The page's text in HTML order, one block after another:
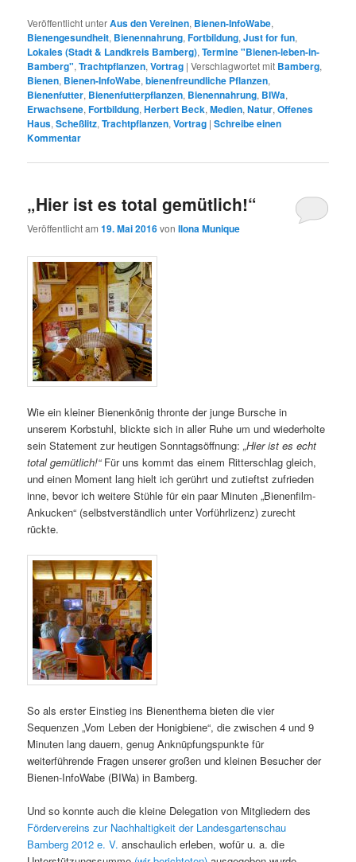
Veröffentlicht unterAus den Vereinen, Bienen-InfoWabe,
Bienengesundheit, Bienennahrung,Fortbildung,Just for fun,
Lokales (Stadt & Landkreis Bamberg),Termine "Bienen-leben-in-
Bamberg",Trachtpflanzen,Vortrag |Verschlagwortet mit Bamberg,
Bienen, Bienen-InfoWabe,bienenfreundliche Pflanzen,
Bienenfutter, Bienenfutterpflanzen, Bienennahrung, BIWa,
Erwachsene,Fortbildung,Herbert Beck,Medien,Natur,Offenes
Haus,Scheßlitz,Trachtpflanzen,Vortrag |Schreibe einen
Kommentar
„Hier ist es total gemütlich!“
Veröffentlicht am19. Mai 2016vonIlona Munique
Wie ein kleiner Bienenkönig thronte der junge Bursche in
unserem Korbstuhl, blickte sich in aller Ruhe um und wiederholte
sein Statement zur heutigen Sonntagsöffnung:„Hier ist es echt
total gemütlich!“Für uns kommt das einem Ritterschlag gleich,
und einen Moment lang hielt ich gerührt und zutieftst zufrieden
inne, bevor ich weitere Stühle für ein paar Minuten „Bienenfilm-
Ankucken“ (selbstverständlich unter Vorführlizenz) zurecht
rückte.
So als erster Einstieg ins Bienenthema bieten die vier
Sequenzen „Vom Leben der Honigbiene“, die zwischen 4 und 9
Minuten lang dauern, genug Anknüpfungspunkte für
weiterführende Fragen unserer großen und kleinen Besucher der
Bienen-InfoWabe (BIWa) in Bamberg.
Und so konnte auch die kleine Delegation von Mitgliedern des
Fördervereins zur Nachhaltigkeit der Landesgartenschau
Bamberg 2012 e. V. anschaulich erleben, wofür u. a. die